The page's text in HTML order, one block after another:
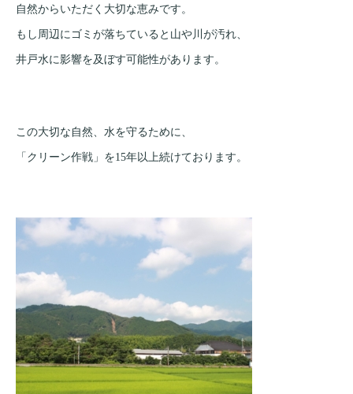
自然からいただく大切な恵みです。
もし周辺にゴミが落ちていると山や川が汚れ、
井戸水に影響を及ぼす可能性があります。
この大切な自然、水を守るために、
「クリーン作戦」を15年以上続けております。